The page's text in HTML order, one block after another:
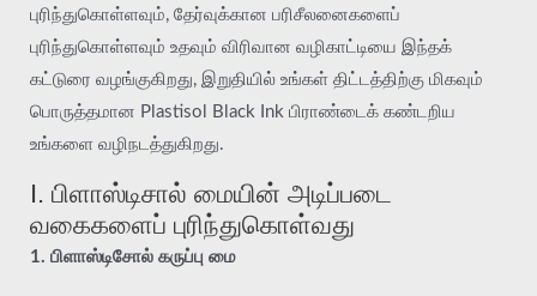
புரிந்துகொள்ளவும், தேர்வுக்கான பரிசீலனைகளைப்
புரிந்துகொள்ளவும் உதவும் விரிவான வழிகாட்டியை இந்தக்
கட்டுரை வழங்குகிறது, இறுதியில் உங்கள் திட்டத்திற்கு மிகவும்
பொருத்தமான Plastisol Black Ink பிராண்டைக் கண்டறிய
உங்களை வழிநடத்துகிறது.
I. பிளாஸ்டிசால் மையின் அடிப்படை
வகைகளைப் புரிந்துகொள்வது
1. பிளாஸ்டிசோல் கருப்பு மை